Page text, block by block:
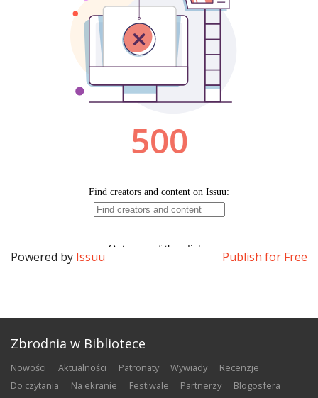
Powered by Issuu Publish for Free
Zbrodnia w Bibliotece
nowości aktualności patronaty wywiady
recenzje
do czytania
na ekranie festiwale partnerzy
blogosfera